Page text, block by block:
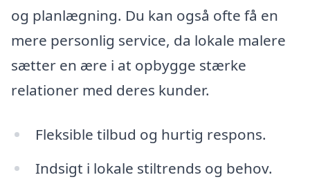
og planlægning. Du kan også ofte få en
mere personlig service, da lokale malere
sætter en ære i at opbygge stærke
relationer med deres kunder.
Fleksible tilbud og hurtig respons.
Indsigt i lokale stiltrends og behov.